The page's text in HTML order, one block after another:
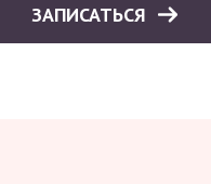
ЗАПИСАТЬСЯ